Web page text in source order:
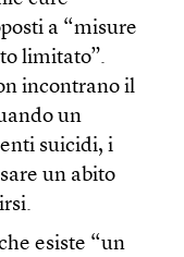
a “misure
limitato”.
incontrano il
un
suicidi, i
un abito
esiste “un